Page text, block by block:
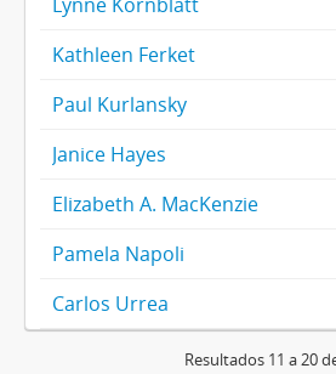
Kathleen Ferket
Paul Kurlansky
Janice Hayes
Elizabeth A. MacKenzie
Pamela Napoli
Carlos Urrea
Resultados 11 a 20